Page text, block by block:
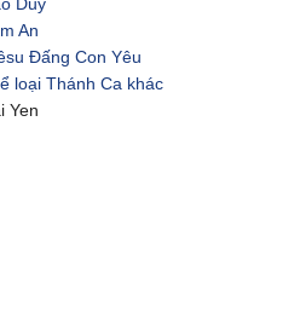
An
Đấng Con Yêu
loại Thánh Ca khác
Yen